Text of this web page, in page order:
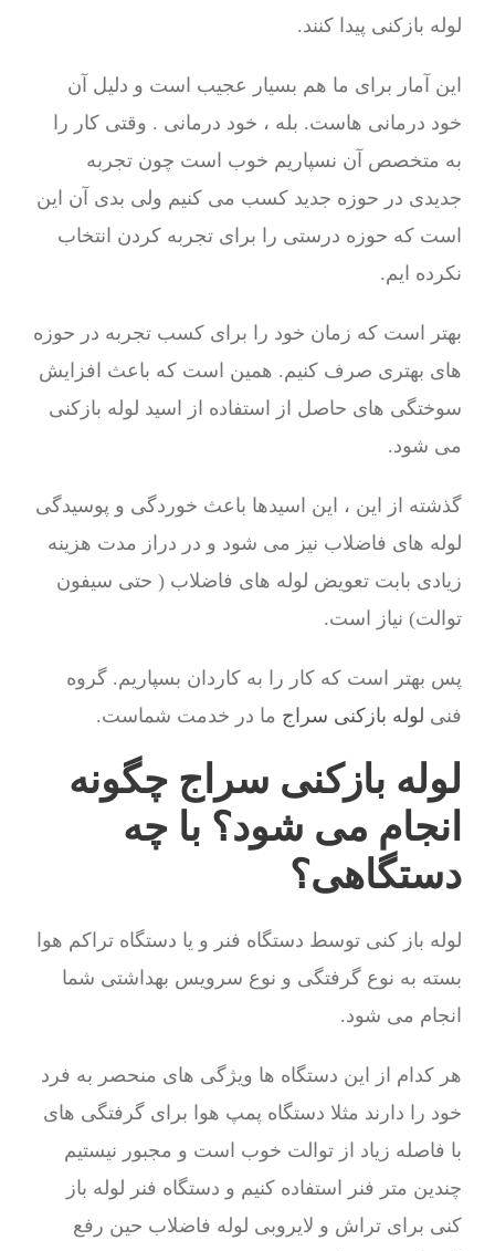
لوله بازکنی پیدا کنند.
این آمار برای ما هم بسیار عجیب است و دلیل آن
خود درمانی هاست. بله ، خود درمانی . وقتی کار را
به متخصص آن نسپاریم خوب است چون تجربه
جدیدی در حوزه جدید کسب می کنیم ولی بدی آن این
است که حوزه درستی را برای تجربه کردن انتخاب
نکرده ایم.
بهتر است که زمان خود را برای کسب تجربه در حوزه
های بهتری صرف کنیم. همین است که باعث افزایش
سوختگی های حاصل از استفاده از اسید لوله بازکنی
می شود.
گذشته از این ، این اسیدها باعث خوردگی و پوسیدگی
لوله های فاضلاب نیز می شود و در دراز مدت هزینه
زیادی بابت تعویض لوله های فاضلاب ( حتی سیفون
توالت) نیاز است.
پس بهتر است که کار را به کاردان بسپاریم. گروه
فنی لوله بازکنی سراج ما در خدمت شماست.
لوله بازکنی سراج چگونه
انجام می شود؟ با چه
دستگاهی؟
لوله باز کنی توسط دستگاه فنر و یا دستگاه تراکم هوا
بسته به نوع گرفتگی و نوع سرویس بهداشتی شما
انجام می شود.
هر کدام از این دستگاه ها ویژگی های منحصر به فرد
خود را دارند مثلا دستگاه پمپ هوا برای گرفتگی های
با فاصله زیاد از توالت خوب است و مجبور نیستیم
چندین متر فنر استفاده کنیم و دستگاه فنر لوله باز
کنی برای تراش و لایروبی لوله فاضلاب حین رفع